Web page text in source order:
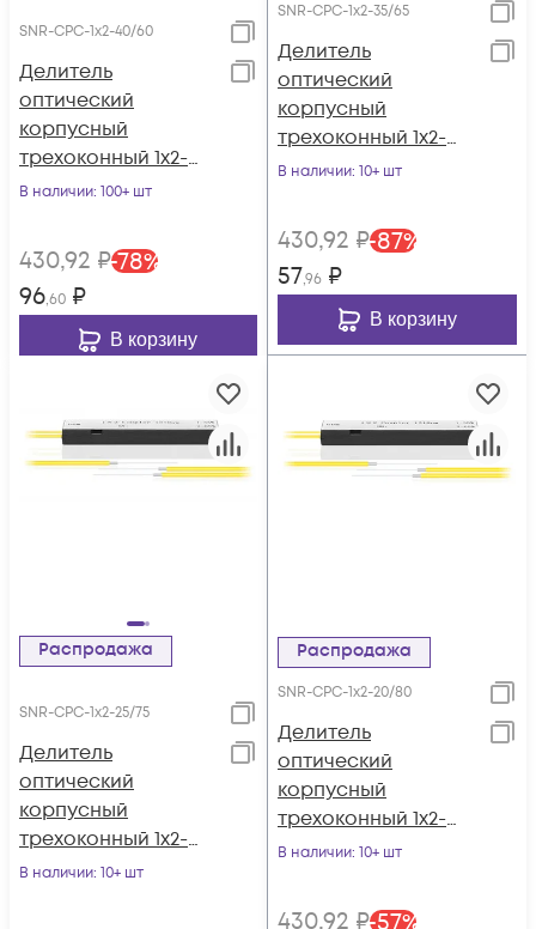
SNR-CPС-1x2-40/60
Делитель
оптический
корпусный
трехоконный 1х2-
40/60
В наличии: 100+ шт
430,92 ₽-78%
96,60 ₽
В корзину
SNR-CPС-1x2-35/65
Делитель
оптический
корпусный
трехоконный 1х2-
35/65
В наличии: 10+ шт
430,92 ₽-87%
57,96 ₽
В корзину
Распродажа
SNR-CPС-1x2-25/75
Делитель
оптический
корпусный
трехоконный 1х2-
25/75
В наличии: 10+ шт
Распродажа
SNR-CPС-1x2-20/80
Делитель
оптический
корпусный
трехоконный 1х2-
20/80
В наличии: 10+ шт
430,92 ₽